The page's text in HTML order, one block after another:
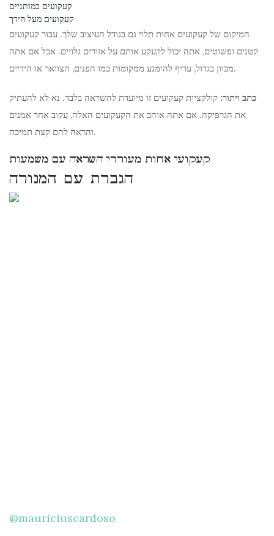
קעקועים במותניים
קעקועים מעל הירך
המיקום של קעקועים אחות תלוי גם בגודל העיצוב שלך. עבור קעקועים
קטנים ופשוטים, אתה יכול לקעקע אותם על אזורים גלויים. אבל אם אתה
מכוון בגדול, עדיף להימנע ממקומות כמו הפנים, הצוואר או הידיים.
כתב ויתור: קולקציית קעקועים זו מיועדת להשראה בלבד. נא לא להעתיק
את הגרפיקה. אם אתה אוהב את הקעקועים האלה, עקוב אחר אמנים
והראה להם קצת תמיכה.
קעקועי אחות מעוררי השראה עם משמעות
הגברת עם המנורה
@mauriciuscardoso